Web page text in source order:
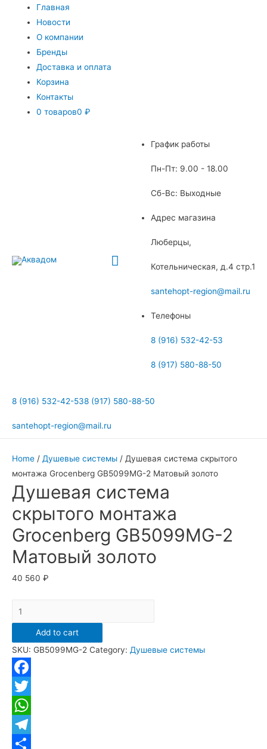
Главная
Новости
О компании
Бренды
Доставка и оплата
Корзина
Контакты
0 товаров0 ₽
Главное
График работы
Пн-Пт: 9.00 - 18.00
Сб-Вс: Выходные
Адрес магазина
Люберцы,
Котельническая, д.4 стр.1
santehopt-region@mail.ru
Телефоны
8 (916) 532-42-53
8 (917) 580-88-50
8 (916) 532-42-538 (917) 580-88-50
santehopt-region@mail.ru
Home / Душевые системы / Душевая система скрытого
монтажа Grocenberg GB5099MG-2 Матовый золото
Душевая система
скрытого монтажа
Grocenberg GB5099MG-2
Матовый золото
40 560 ₽
Душевая
система
скрытого
монтажа
Grocenberg
GB5099MG-
2
Матовый
золото
quantity
Add to cart
SKU: GB5099MG-2 Category: Душевые системы
Facebook
Twitter
WhatsApp
Telegram